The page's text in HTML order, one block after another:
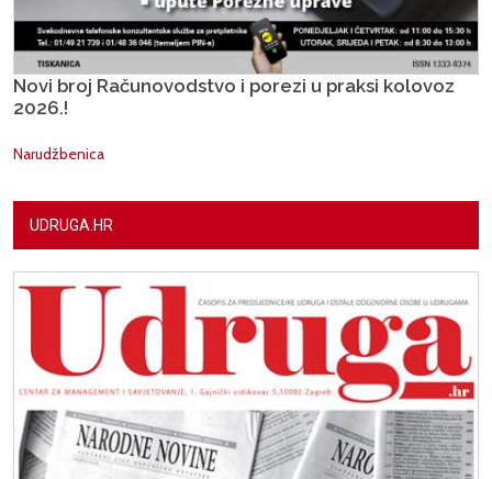
Novi broj Računovodstvo i porezi u praksi kolovoz
2026.!
Narudžbenica
UDRUGA.HR